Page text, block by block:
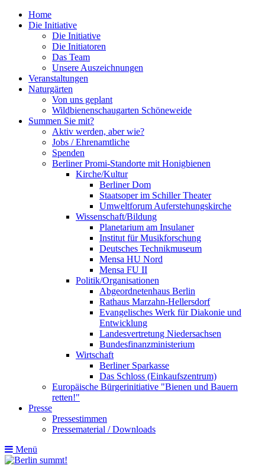
Home
Die Initiative
Die Initiative
Die Initiatoren
Das Team
Unsere Auszeichnungen
Veranstaltungen
Naturgärten
Von uns geplant
Wildbienenschaugarten Schöneweide
Summen Sie mit?
Aktiv werden, aber wie?
Jobs / Ehrenamtliche
Spenden
Berliner Promi-Standorte mit Honigbienen
Kirche/Kultur
Berliner Dom
Staatsoper im Schiller Theater
Umweltforum Auferstehungskirche
Wissenschaft/Bildung
Planetarium am Insulaner
Institut für Musikforschung
Deutsches Technikmuseum
Mensa HU Nord
Mensa FU II
Politik/Organisationen
Abgeordnetenhaus Berlin
Rathaus Marzahn-Hellersdorf
Evangelisches Werk für Diakonie und
Entwicklung
Landesvertretung Niedersachsen
Bundesfinanzministerium
Wirtschaft
Berliner Sparkasse
Das Schloss (Einkaufszentrum)
Europäische Bürgerinitiative "Bienen und Bauern
retten!"
Presse
Pressestimmen
Pressematerial / Downloads
Menü